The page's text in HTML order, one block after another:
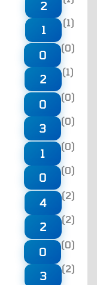
2
1
(1)
0
(0)
2
(1)
0
(0)
3
(0)
1
(0)
0
(0)
4
(2)
2
(2)
0
(0)
3
(2)